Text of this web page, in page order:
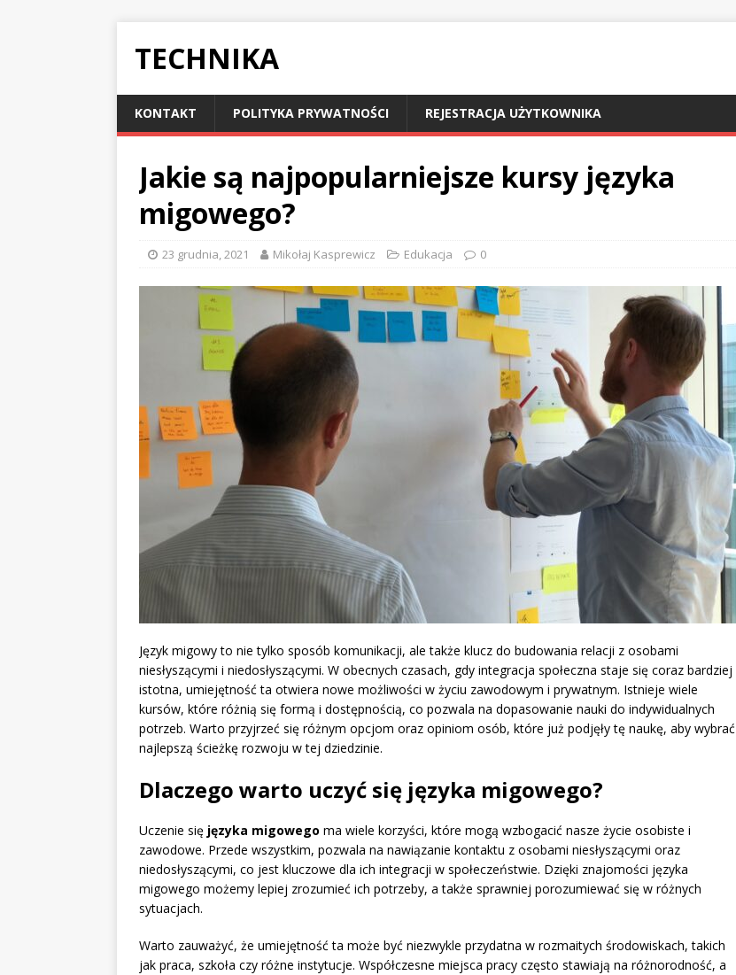
TECHNIKA
KONTAKT POLITYKA PRYWATNOŚCI REJESTRACJA UŻYTKOWNIKA
Jakie są najpopularniejsze kursy języka
migowego?
23 grudnia, 2021 Mikołaj Kasprewicz Edukacja 0
Język migowy to nie tylko sposób komunikacji, ale także klucz do budowania relacji z osobami
niesłyszącymi i niedosłyszącymi. W obecnych czasach, gdy integracja społeczna staje się coraz bardziej
istotna, umiejętność ta otwiera nowe możliwości w życiu zawodowym i prywatnym. Istnieje wiele
kursów, które różnią się formą i dostępnością, co pozwala na dopasowanie nauki do indywidualnych
potrzeb. Warto przyjrzeć się różnym opcjom oraz opiniom osób, które już podjęły tę naukę, aby wybrać
najlepszą ścieżkę rozwoju w tej dziedzinie.
Dlaczego warto uczyć się języka migowego?
Uczenie się języka migowego ma wiele korzyści, które mogą wzbogacić nasze życie osobiste i
zawodowe. Przede wszystkim, pozwala na nawiązanie kontaktu z osobami niesłyszącymi oraz
niedosłyszącymi, co jest kluczowe dla ich integracji w społeczeństwie. Dzięki znajomości języka
migowego możemy lepiej zrozumieć ich potrzeby, a także sprawniej porozumiewać się w różnych
sytuacjach.
Warto zauważyć, że umiejętność ta może być niezwykle przydatna w rozmaitych środowiskach, takich
jak praca, szkoła czy różne instytucje. Współczesne miejsca pracy często stawiają na różnorodność, a